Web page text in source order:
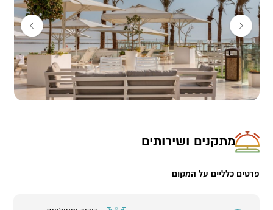
בלובי “דקלים” ובמרפסת המלון הצופה לים המלח ולהרי המדבר סביב,
תוכלו לנשנש ארוחה קלה, מאפים ומעדנים חלביים ולהתרענן עם
משקה צונן. מומלץ ביותר בשעת שקיעה, בה כל הנוף סביב נצבע
בגוונים קסומים.
בבר “המעיין” הצמוד לספא, תוכלו להתפנק בין הטיפולים עם מגוון
משקאות חמים ומיצי פירות טבעיים וכן נשנושים קלים.
אין כמו קפיצה לבריכה הגדולה כדי להתרענן. אחרי הטבילה תוכלו לנוח
ילדים יש במתחם הבריכה החיצונית.
מתקנים ושירותים
פרטים כלליים על המקום